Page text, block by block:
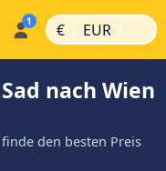
€ | EUR |
nach Wien
den besten Preis